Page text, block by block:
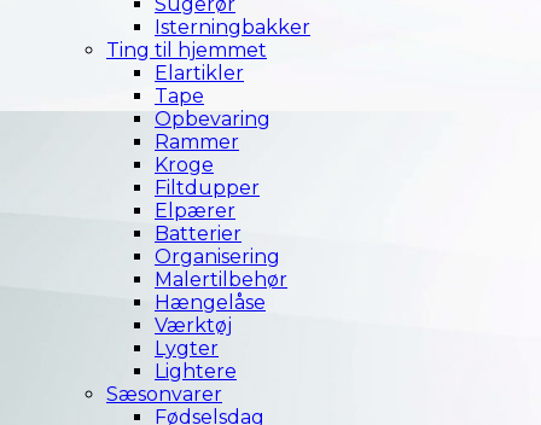
Isterningbakker
Ting til hjemmet
Elartikler
Tape
Opbevaring
Rammer
Kroge
Filtdupper
Elpærer
Batterier
Organisering
Malertilbehør
Hængelåse
Værktøj
Lygter
Lightere
Sæsonvarer
Fødselsdag